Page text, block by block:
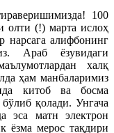
100
олти (!) марта ислоҳ
нарсага алифбонинг
Араб ёзувидаги
халқ
ҳам манбаларимиз
китоб ва босма
қолади. Унгача
эса матн электрон
ёзма мерос тақдири